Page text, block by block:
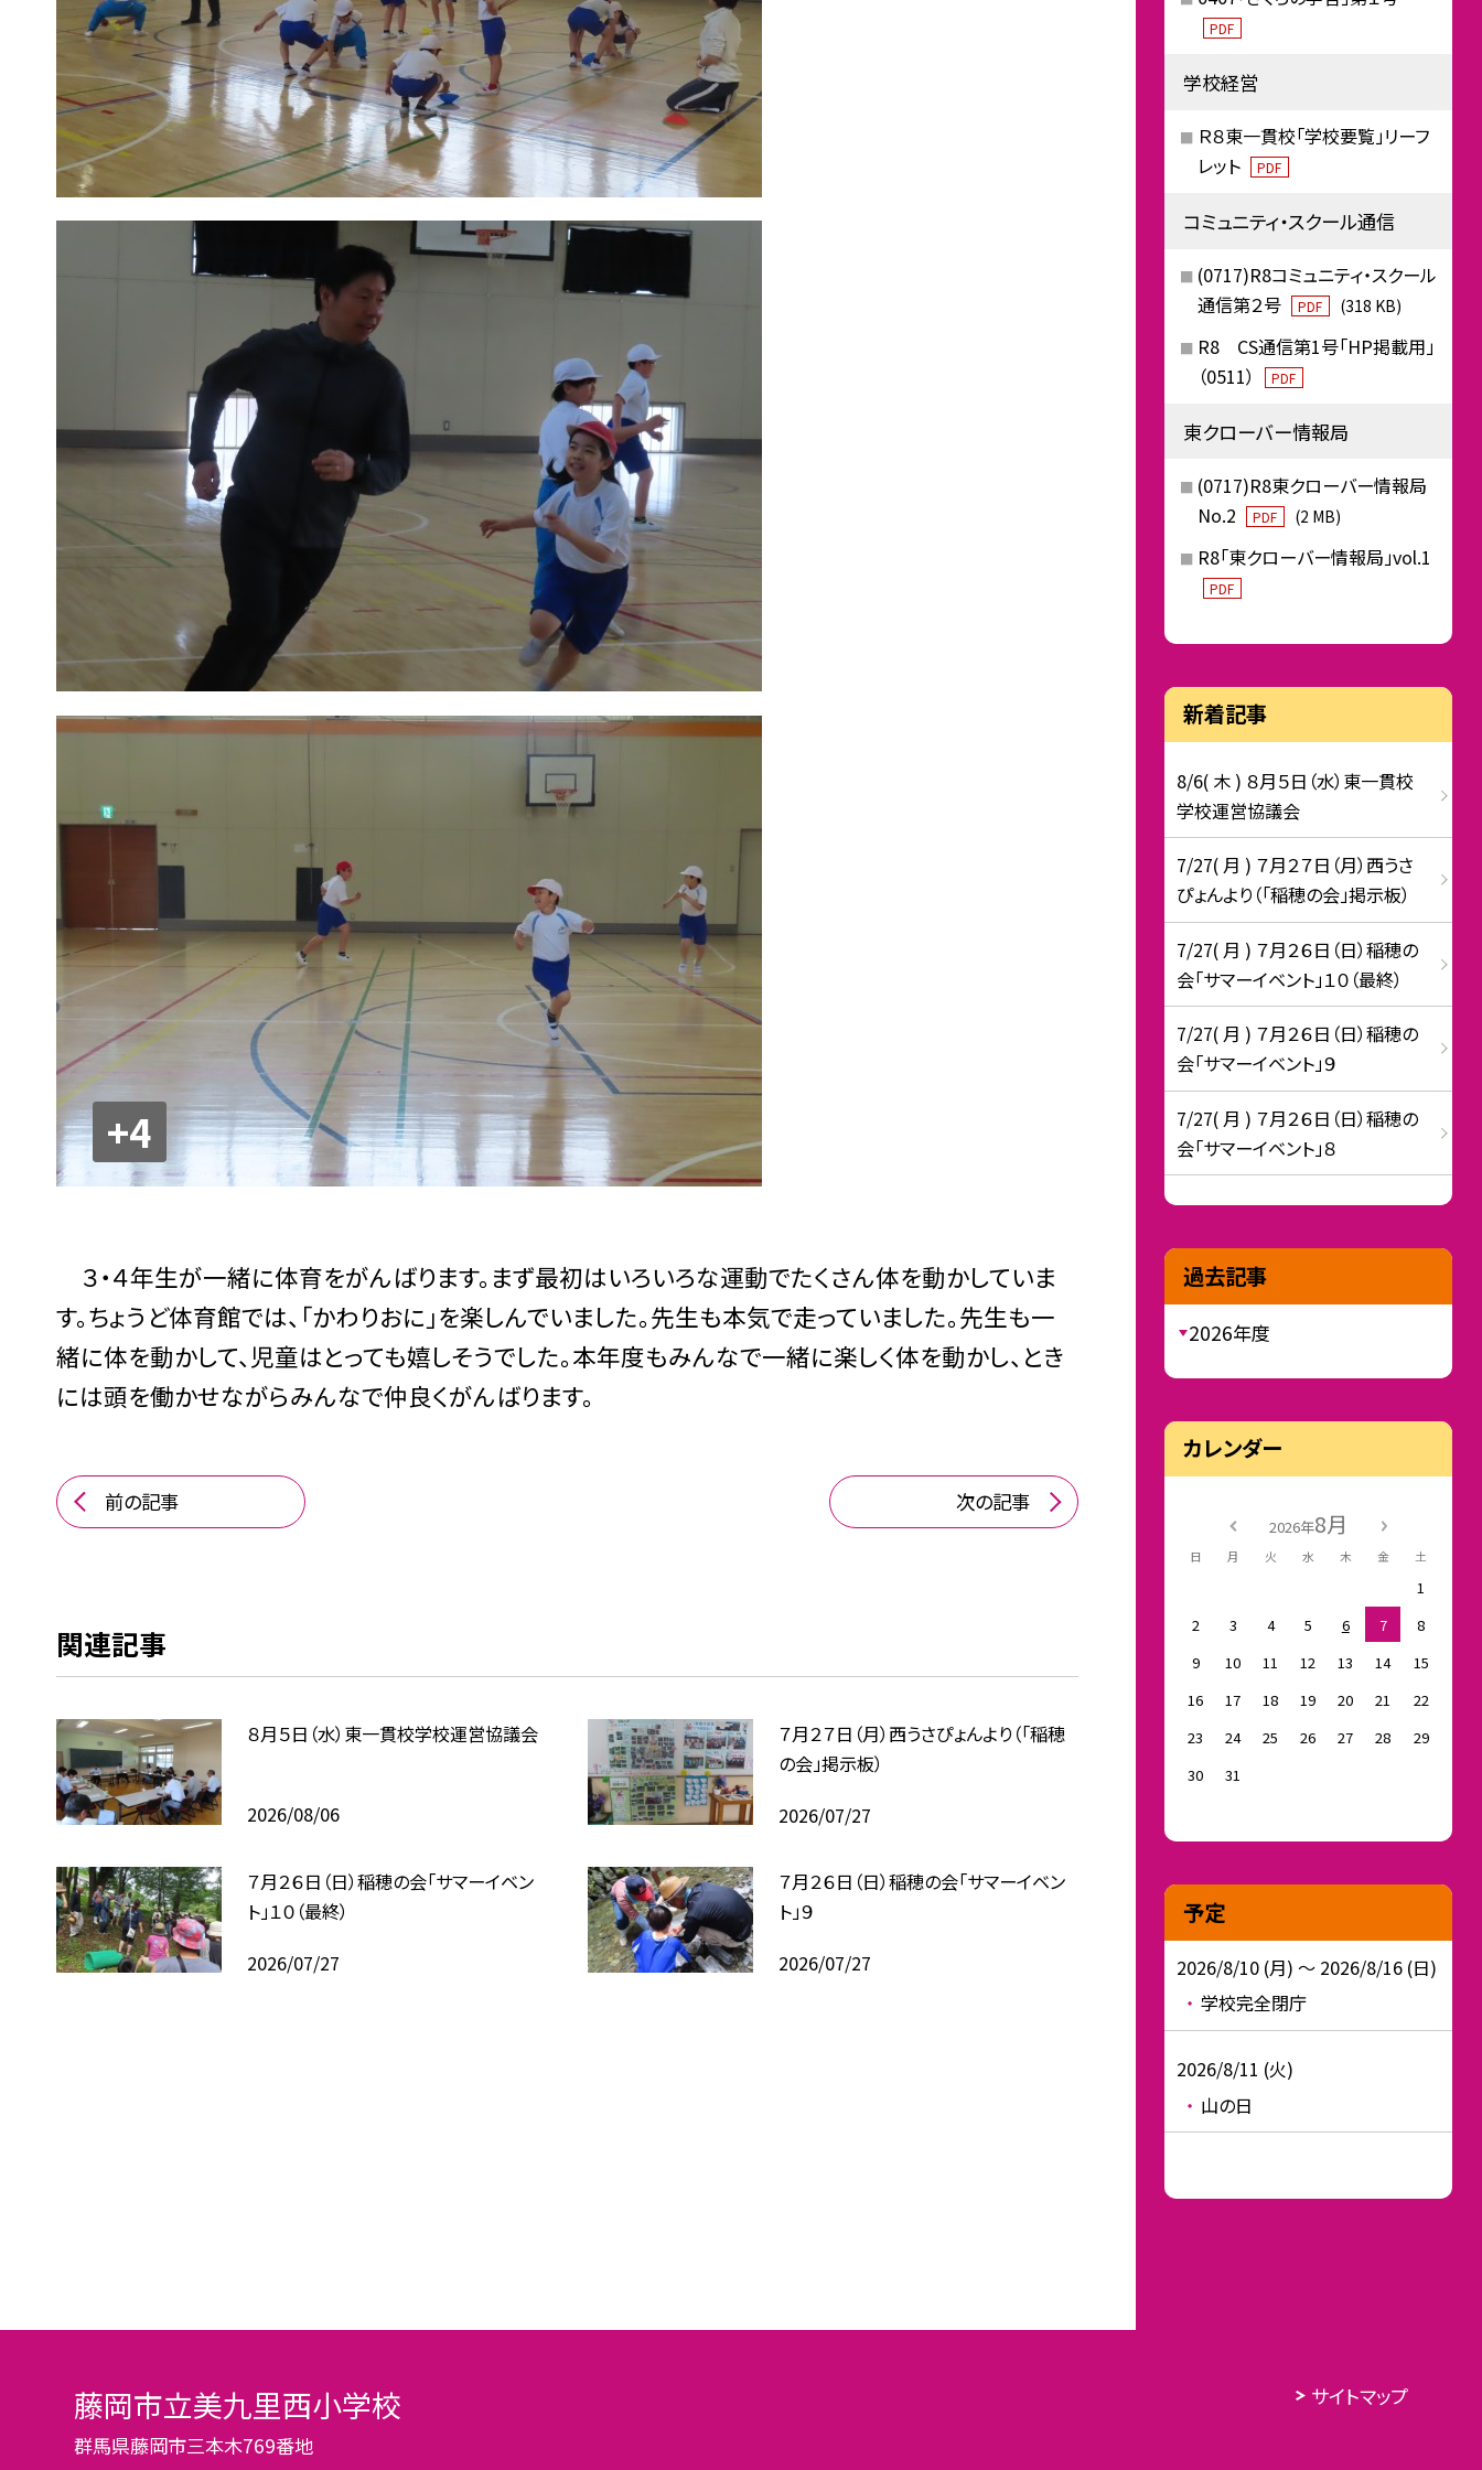
+4
３・４年生が一緒に体育をがんばります。まず最初はいろいろな運動でたくさん体を動かしていま
す。ちょうど体育館では、「かわりおに」を楽しんでいました。先生も本気で走っていました。先生も一
緒に体を動かして、児童はとっても嬉しそうでした。本年度もみんなで一緒に楽しく体を動かし、とき
には頭を働かせながらみんなで仲良くがんばります。
前の記事 次の記事
関連記事
８月５日（水）東一貫校学校運営協議会
2026/08/06
７月２７日（月）西うさぴょんより（「稲穂
の会」掲示板）
2026/07/27
７月２６日（日）稲穂の会「サマーイベン
ト」１０（最終）
2026/07/27
７月２６日（日）稲穂の会「サマーイベン
ト」９
2026/07/27
PDF
学校経営
Ｒ８東一貫校「学校要覧」リーフ
レット
PDF
コミュニティ・スクール通信
(0717)R8コミュニティ・スクール
通信第２号
PDF (318 KB)
R8 CS通信第1号「HP掲載用」
（0511）
PDF
東クローバー情報局
(0717)R8東クローバー情報局
No.2
PDF (2 MB)
R8「東クローバー情報局」vol.1
PDF
新着記事
8/6( 木 ) ８月５日（水）東一貫校
学校運営協議会
7/27( 月 ) ７月２７日（月）西うさ
ぴょんより（「稲穂の会」掲示板）
7/27( 月 ) ７月２６日（日）稲穂の
会「サマーイベント」１０（最終）
7/27( 月 ) ７月２６日（日）稲穂の
会「サマーイベント」９
7/27( 月 ) ７月２６日（日）稲穂の
会「サマーイベント」８
過去記事
2026年度
カレンダー
2026年8月
日 月 火 水 木 金 土
1
2
3 4 5 6 7
8
9
10 11 12 13 14
15
16
17 18 19 20 21
22
23
24 25 26 27 28
29
30
31
予定
2026/8/10 (月) ～ 2026/8/16 (日)
学校完全閉庁
2026/8/11 (火)
山の日
藤岡市立美九里西小学校
群馬県藤岡市三本木769番地
サイトマップ